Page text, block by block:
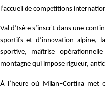
l’accueil de compétitions
Val d’Isère s’inscrit dans une
sportifs et d’innovation alpine,
sportive, maîtrise
montagne qui impose rigueur,
À l’heure où Milan–Cortina met